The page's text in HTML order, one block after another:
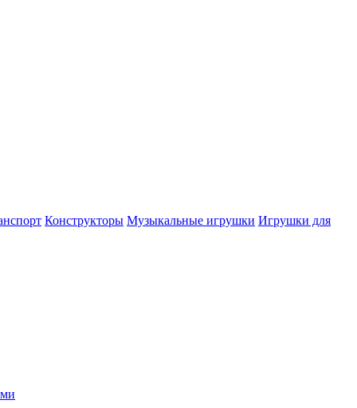
Конструкторы Музыкальные игрушки Игрушки для